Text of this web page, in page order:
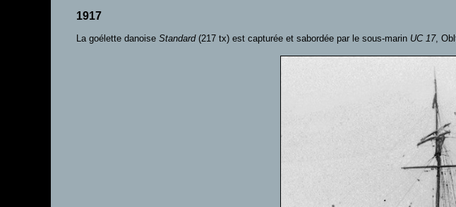
1917
La goélette danoise Standard(217 tx) est capturée et sabordée par le sous-marin UC 17,